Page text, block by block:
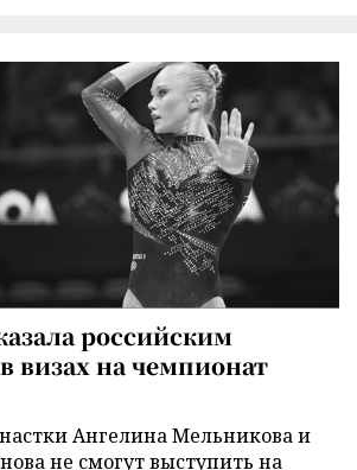
российским
визах на чемпионат
Ангелина Мельникова и
не смогут выступить на